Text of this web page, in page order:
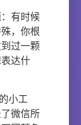
有时候
，你根
过一颗
达什
小工
微信所